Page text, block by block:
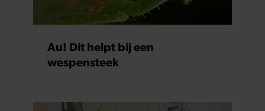
Au! Dit helpt bij een
wespensteek